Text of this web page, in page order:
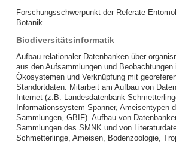
Forschungsschwerpunkt der Referate
Botanik
Biodiversitätsinformatik
Aufbau relationaler Datenbanken über
aus den Aufsammlungen und
Ökosystemen und Verknüpfung mit
Standortdaten. Mitarbeit am Aufbau von
Internet (z.B. Landesdatenbank
Informationssystem Spanner, Ameisentypen
Sammlungen, GBIF). Aufbau von
Sammlungen des SMNK und von
Schmetterlinge, Ameisen, Bodenzoologie,